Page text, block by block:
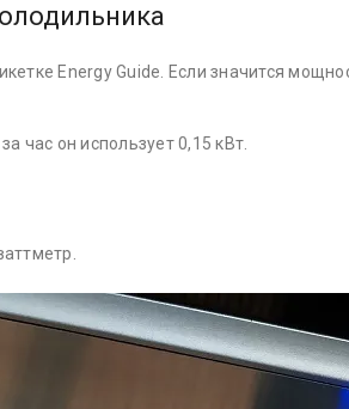
Energy Guide. Если значится
час он использует 0,15 кВт.